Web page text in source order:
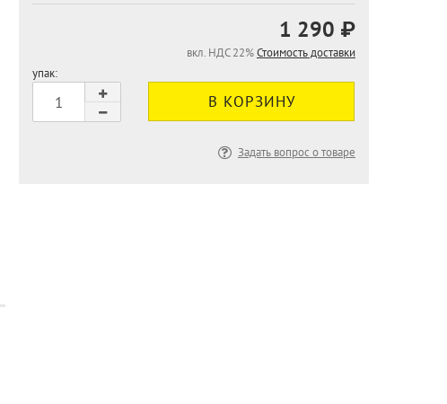
1 290 ₽
вкл. НДС 22%Стоимость доставки
упак:
Задать вопрос о товаре